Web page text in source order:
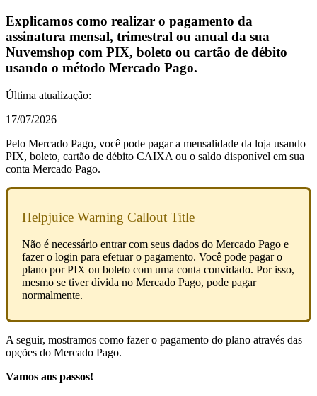
Explicamos como realizar o pagamento da
assinatura mensal, trimestral ou anual da sua
Nuvemshop com PIX, boleto ou cartão de débito
usando o método Mercado Pago.
Última atualização:
17/07/2026
Pelo Mercado Pago, você pode pagar a mensalidade da loja usando
PIX, boleto, cartão de débito CAIXA ou o saldo disponível em sua
conta Mercado Pago.
Helpjuice Warning Callout Title
Não é necessário entrar com seus dados do Mercado Pago e
fazer o login para efetuar o pagamento. Você pode pagar o
plano por PIX ou boleto com uma conta convidado. Por isso,
mesmo se tiver dívida no Mercado Pago, pode pagar
normalmente.
A seguir, mostramos como fazer o pagamento do plano através das
opções do Mercado Pago.
Vamos aos passos!